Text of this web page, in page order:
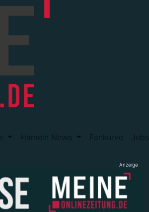
Hameln News Fankurve Jobs
Anzeige